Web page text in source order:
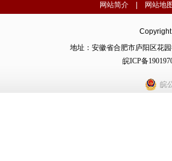
网站简介| 网站地
地址：安徽省合肥市庐阳区花
皖ICP备
皖